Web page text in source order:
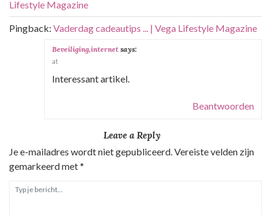
t
n
e
Lifestyle Magazine
Pingback: Vaderdag cadeautips ... | Vega Lifestyle Magazine
Beveiliging,internet says:
at
Interessant artikel.
Beantwoorden
Leave a Reply
Je e-mailadres wordt niet gepubliceerd.Vereiste velden zijn
gemarkeerd met*